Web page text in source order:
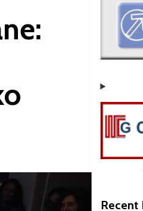
Recent